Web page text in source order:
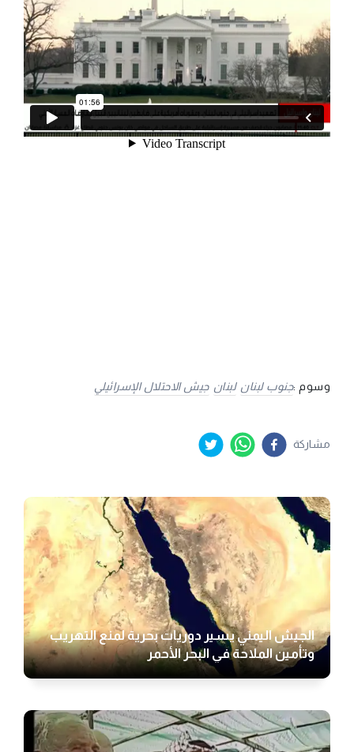
وسوم :جنوب لبنان لبنان جيش الاحتلال الإسرائيلي
مشاركة
الجيش اليمني يسير دوريات بحرية لمنع التهريب
وتأمين الملاحة في البحر الأحمر